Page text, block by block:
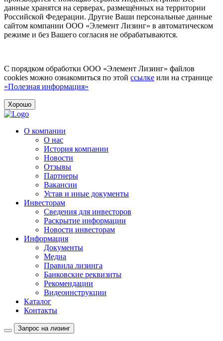
данные хранятся на серверах, размещённых на территории
Российской Федерации. Другие Ваши персональные данные
сайтом компании ООО «Элемент Лизинг» в автоматическом
режиме и без Вашего согласия не обрабатываются.
С порядком обработки ООО «Элемент Лизинг» файлов
cookies можно ознакомиться по этой ссылке или на странице
«Полезная информация»
Хорошо
О компании
О нас
История компании
Новости
Отзывы
Партнеры
Вакансии
Устав и иные документы
Инвесторам
Сведения для инвесторов
Раскрытие информации
Новости инвесторам
Информация
Документы
Медиа
Правила лизинга
Банковские реквизиты
Рекомендации
Видеоинструкции
Каталог
Контакты
Запрос на лизинг